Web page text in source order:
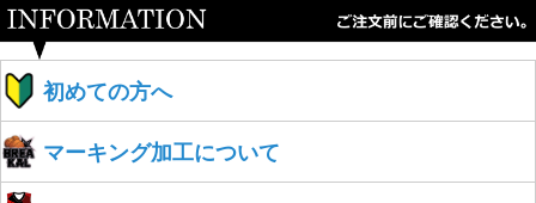
初めての方へ
マーキング加工について